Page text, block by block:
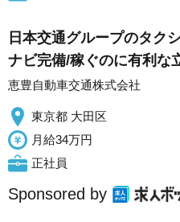
日本交通グループのタク
ナビ完備/稼ぐのに有利な
恵豊自動車交通株式会社
東京都 大田区
月給34万円
正社員
Sponsored by